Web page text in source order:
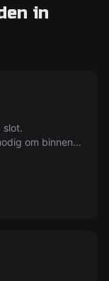
in
slot.
om binnen